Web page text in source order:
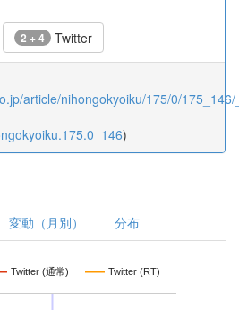
2 + 4 Twitter
article/nihongokyoiku/175/0/
)
変動（月別） 分布
Twitter (通常) Twitter (RT)